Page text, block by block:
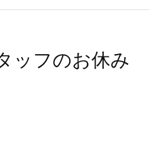
ッフのお休み